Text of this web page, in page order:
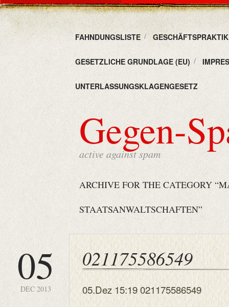
FAHNDUNGSLISTE
GESETZLICHE GRUNDLAGE (EU)
UNTERLASSUNGSKLAGENGESETZ
Gegen-
active against spam
ARCHIVE FOR THE CATEGORY
STAATSANWALTSCHAFTEN”
05
DEC 2013
021175586549
05.Dez 15:19 021175586549